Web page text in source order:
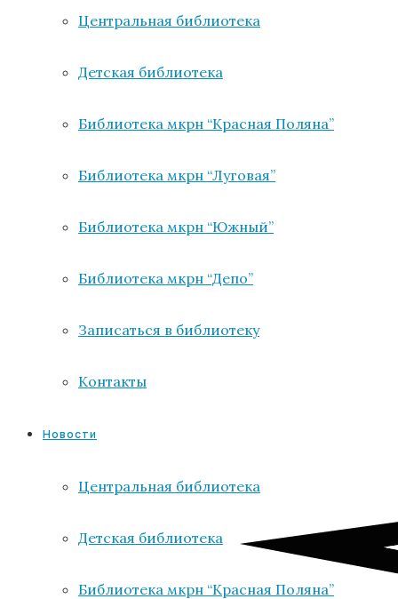
Центральная библиотека
Детская библиотека
Библиотека мкрн “Красная Поляна”
Библиотека мкрн “Луговая”
Библиотека мкрн “Южный”
Библиотека мкрн “Депо”
Записаться в библиотеку
Контакты
Новости
Центральная библиотека
Детская библиотека
Библиотека мкрн “Красная Поляна”